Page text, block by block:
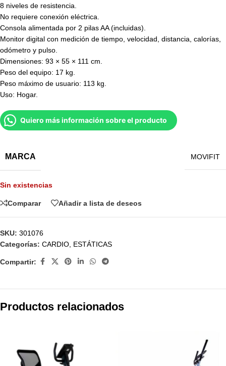
8 niveles de resistencia.
No requiere conexión eléctrica.
Consola alimentada por 2 pilas AA (incluidas).
Monitor digital con medición de tiempo, velocidad, distancia, calorías,
odómetro y pulso.
Dimensiones: 93 × 55 × 111 cm.
Peso del equipo: 17 kg.
Peso máximo de usuario: 113 kg.
Uso: Hogar.
Quiero más información sobre el producto
MARCA MOVIFIT
Sin existencias
Comparar Añadir a lista de deseos
SKU: 301076
Categorías: CARDIO, ESTÁTICAS
Compartir:
Productos relacionados